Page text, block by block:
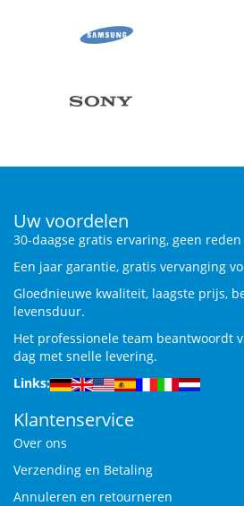
Uw voordelen
30-daagse gratis ervaring, geen
Een jaar garantie, gratis vervanging
Gloednieuwe kwaliteit, laagste prijs,
levensduur.
Het professionele team beantwoordt
dag met snelle levering.
Links:
Klantenservice
Over ons
Verzending en Betaling
Annuleren en retourneren